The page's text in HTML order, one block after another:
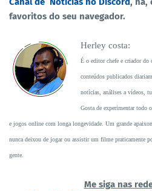
favoritos do seu navegador.
Herley costa:
É o editor chefe e criador do
conteúdos publicados
notícias, análises a vídeos,
Gosta de experimentar todo
e jogos online com longa longevidade. Um grande
nunca deixou de jogar ou assistir um filme praticamente
gente.
Me siga nas